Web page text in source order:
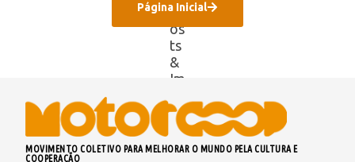
Página Inicial
MOVIMENTO COLETIVO PARA MELHORAR O MUNDO PELA CULTURA E
COOPERAÇÃO